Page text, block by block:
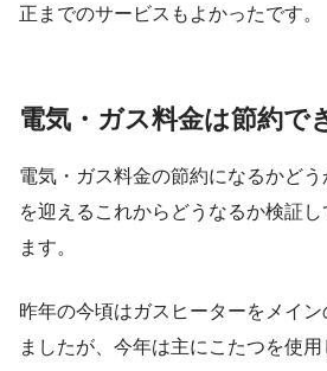
正までのサービスもよかったです。
電気・ガス料金は節約で
電気・ガス料金の節約になるかど
を迎えるこれからどうなるか検証
ます。
昨年の今頃はガスヒーターをメイ
ましたが、今年は主にこたつを使